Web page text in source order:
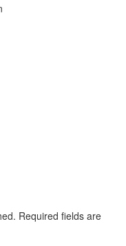
Required fields are